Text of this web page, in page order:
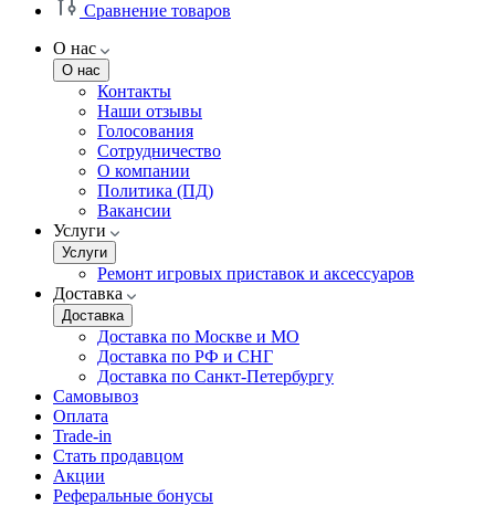
Сравнение товаров
О нас
О нас
Контакты
Наши отзывы
Голосования
Сотрудничество
О компании
Политика (ПД)
Вакансии
Услуги
Услуги
Ремонт игровых приставок и аксессуаров
Доставка
Доставка
Доставка по Москве и МО
Доставка по РФ и СНГ
Доставка по Санкт-Петербургу
Самовывоз
Оплата
Trade-in
Стать продавцом
Акции
Реферальные бонусы